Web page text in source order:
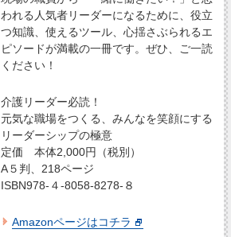
われる人気者リーダーになるために、役立
つ知識、使えるツール、心揺さぶられるエ
ピソードが満載の一冊です。ぜひ、ご一読
ください！
介護リーダー必読！
元気な職場をつくる、みんなを笑顔にする
リーダーシップの極意
定価 本体2,000円（税別）
A５判、218ページ
ISBN978-４-8058-8278-８
Amazonページはコチラ